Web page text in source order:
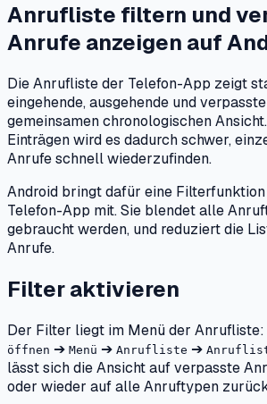
Anrufliste filtern und
Anrufe anzeigen auf
Die Anrufliste der Telefon-App zeigt
eingehende, ausgehende und
gemeinsamen chronologischen
Einträgen wird es dadurch schwer,
Anrufe schnell wiederzufinden.
Android bringt dafür eine
Telefon-App mit. Sie blendet alle
gebraucht werden, und reduziert die
Anrufe.
Filter aktivieren
Der Filter liegt im Menü der Anrufliste:
öffnen ➔ Menü ➔ Anrufliste ➔
lässt sich die Ansicht auf verpasste
oder wieder auf alle Anruftypen